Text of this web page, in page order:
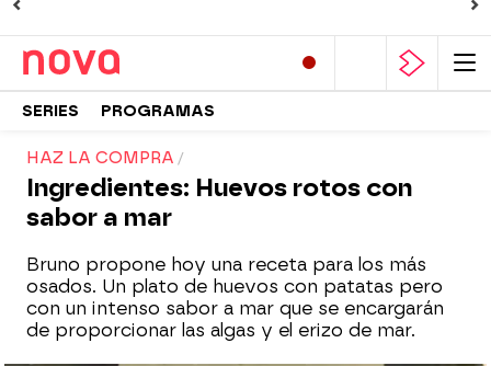
SERIES PROGRAMAS
HAZ LA COMPRA
Ingredientes: Huevos rotos con
sabor a mar
Bruno propone hoy una receta para los más
osados. Un plato de huevos con patatas pero
con un intenso sabor a mar que se encargarán
de proporcionar las algas y el erizo de mar.